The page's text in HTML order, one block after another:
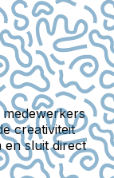
creativiteit
en sluit direct